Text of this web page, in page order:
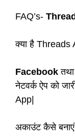
FAQ’s-
क्या है Threads
Facebookतथा
नेटवर्क ऐप को
App|
अकाउंट कैसे